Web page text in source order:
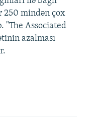
250 mindən çox
"The Associated
azalması